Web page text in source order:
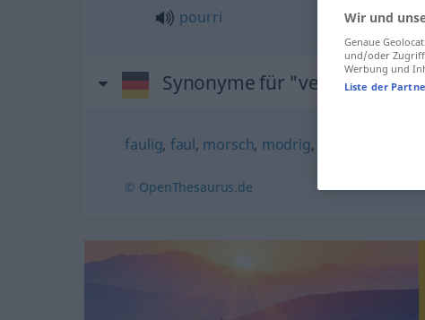
pourri
Synonyme für "verfault"
faulig, faul, morsch, modrig,
© OpenThesaurus.de
Wir und
Genaue
und/oder
Werbung und
Liste der